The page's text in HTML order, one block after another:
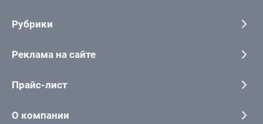
Рубрики
Реклама на сайте
Прайс-лист
О компании